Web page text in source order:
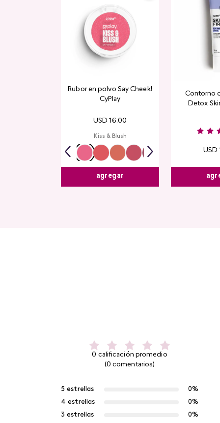
Rubor en polvo Say Cheek!
CyPlay
USD 16.00
Kiss & Blush
agregar
Contorno
Detox
USD
0 calificación promedio
(0 comentarios)
5 estrellas
0%
4 estrellas
0%
3 estrellas
0%